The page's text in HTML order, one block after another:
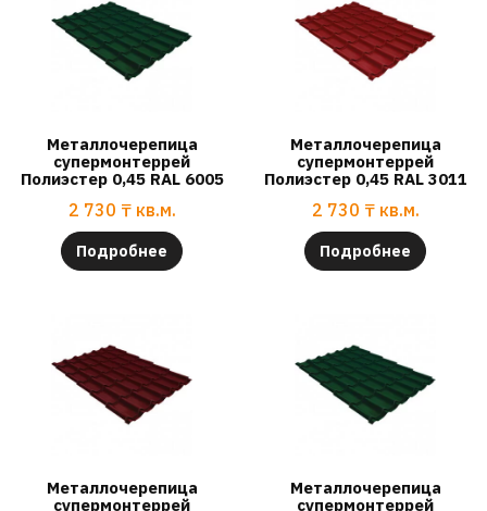
Металлочерепица
супермонтеррей
Полиэстер 0,45 RAL 6005
2 730 ₸ кв.м.
Подробнее
Металлочерепица
супермонтеррей
Полиэстер 0,45 RAL 3011
2 730 ₸ кв.м.
Подробнее
Металлочерепица
супермонтеррей
Металлочерепица
супермонтеррей